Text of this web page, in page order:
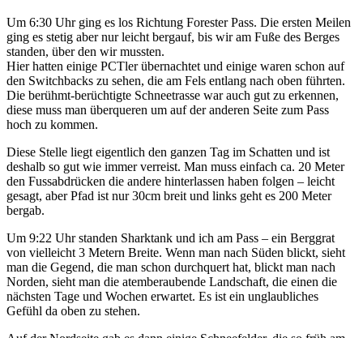
Um 6:30 Uhr ging es los Richtung Forester Pass. Die ersten Meilen
ging es stetig aber nur leicht bergauf, bis wir am Fuße des Berges
standen, über den wir mussten.
Hier hatten einige PCTler übernachtet und einige waren schon auf
den Switchbacks zu sehen, die am Fels entlang nach oben führten.
Die berühmt-berüchtigte Schneetrasse war auch gut zu erkennen,
diese muss man überqueren um auf der anderen Seite zum Pass
hoch zu kommen.
Diese Stelle liegt eigentlich den ganzen Tag im Schatten und ist
deshalb so gut wie immer verreist. Man muss einfach ca. 20 Meter
den Fussabdrücken die andere hinterlassen haben folgen – leicht
gesagt, aber Pfad ist nur 30cm breit und links geht es 200 Meter
bergab.
Um 9:22 Uhr standen Sharktank und ich am Pass – ein Berggrat
von vielleicht 3 Metern Breite. Wenn man nach Süden blickt, sieht
man die Gegend, die man schon durchquert hat, blickt man nach
Norden, sieht man die atemberaubende Landschaft, die einen die
nächsten Tage und Wochen erwartet. Es ist ein unglaubliches
Gefühl da oben zu stehen.